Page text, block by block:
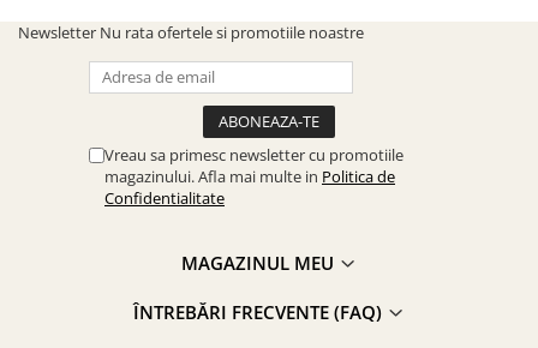
Newsletter Nu rata ofertele si promotiile noastre
Vreau sa primesc newsletter cu promotiile
magazinului. Afla mai multe in Politica de
Confidentialitate
MAGAZINUL MEU
ÎNTREBĂRI FRECVENTE (FAQ)